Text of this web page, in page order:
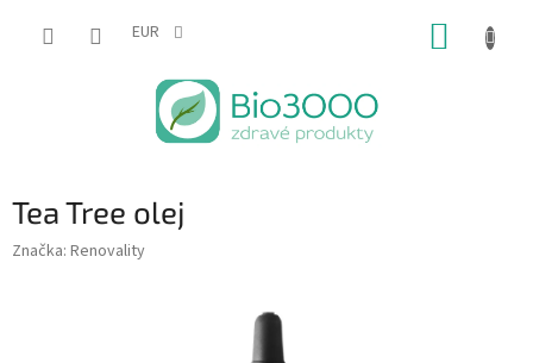
EUR
Tea Tree olej
Značka: Renovality